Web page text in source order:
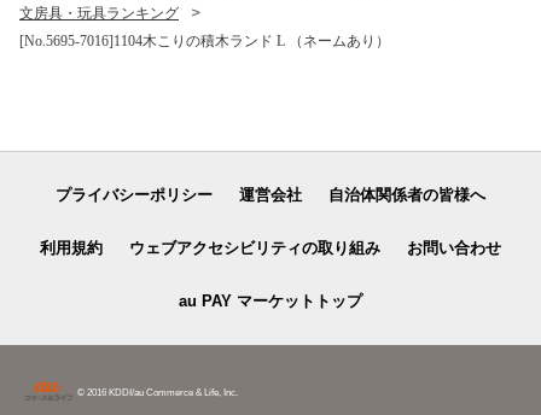
文房具・玩具ランキング
[No.5695-7016]1104木こりの積木ランド L （ネームあり）
プライバシーポリシー 運営会社 自治体関係者の皆様へ
利用規約 ウェブアクセシビリティの取り組み お問い合わせ
au PAY マーケットトップ
© 2016 KDDI/au Commerce & Life, Inc.